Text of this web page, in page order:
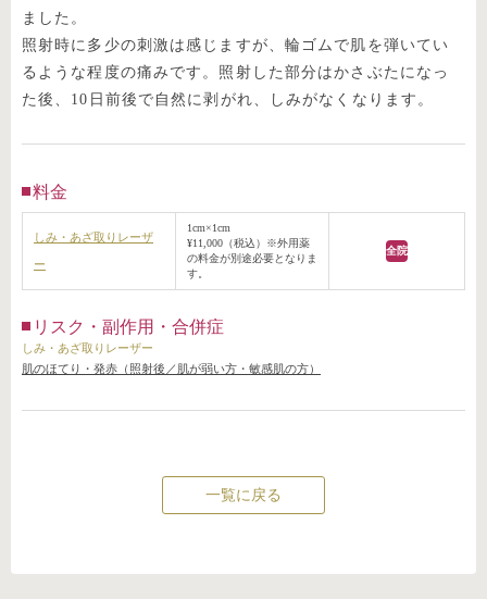
ました。
照射時に多少の刺激は感じますが、輪ゴムで肌を弾いてい
るような程度の痛みです。照射した部分はかさぶたになっ
た後、10日前後で自然に剥がれ、しみがなくなります。
料金
しみ・あざ取りレーザ
ー
1cm×1cm
¥11,000（税込）※外用薬
の料金が別途必要となりま
す。
全院
リスク・副作用・合併症
しみ・あざ取りレーザー
肌のほてり・発赤（照射後／肌が弱い方・敏感肌の方）
一覧に戻る